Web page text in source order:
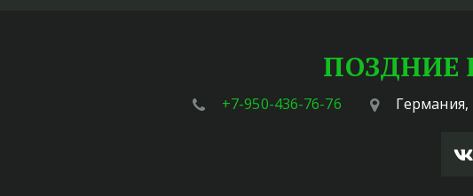
ПОЗДНИЕ
+7-950-436-76-76 Германия,